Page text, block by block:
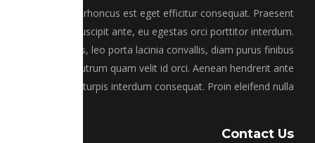
Mauris rhoncus est eget efficitur consequat. Praesent
tempus suscipit ante, eu egestas orci porttitor interdum.
Integer luctus, leo porta lacinia convallis, diam purus finibus
lectus, ut rutrum quam velit id orci. Aenean hendrerit ante
sed turpis interdum consequat. Proin eleifend nulla!
Contact Us